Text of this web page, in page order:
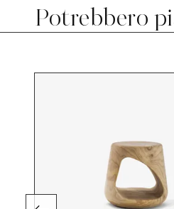
Potrebbero